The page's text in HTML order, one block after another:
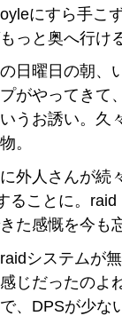
にすら手こ
っと奥へ行け
日曜日の朝、
がやってきて
うお誘い。久
。
外人さんが続
ることに。
た感慨を今も
システムが
じだったのよ
、DPSが少な